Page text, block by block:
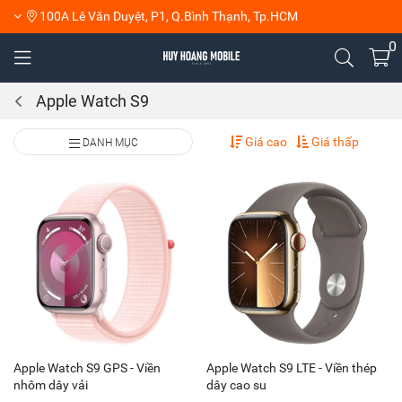
100A Lê Văn Duyệt, P1, Q.Bình Thạnh, Tp.HCM
0
Apple Watch S9
DANH MỤC Giá cao Giá thấp
Apple Watch S9 GPS - Viền
nhôm dây vải
Apple Watch S9 LTE - Viền thép
dây cao su